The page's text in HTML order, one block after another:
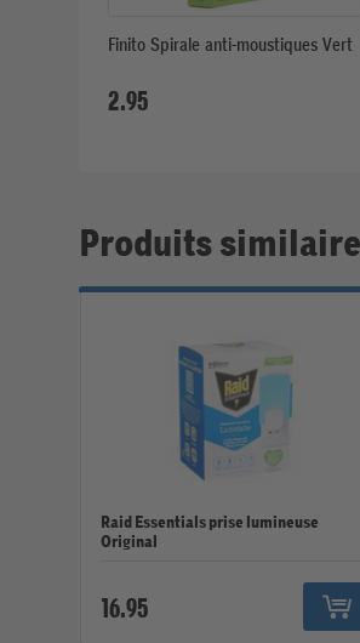
Finito Spirale anti-moustiques Vert
2.95
Produits
Raid Essentials prise lumineuse
Original
16.95